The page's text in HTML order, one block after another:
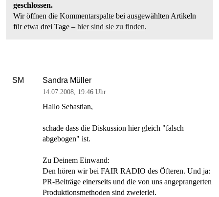
geschlossen.
Wir öffnen die Kommentarspalte bei ausgewählten Artikeln
für etwa drei Tage – hier sind sie zu finden.
SM Sandra Müller
14.07.2008, 19:46 Uhr
Hallo Sebastian,
schade dass die Diskussion hier gleich "falsch
abgebogen" ist.
Zu Deinem Einwand:
Den hören wir bei FAIR RADIO des Öfteren. Und ja:
PR-Beiträge einerseits und die von uns angeprangerten
Produktionsmethoden sind zweierlei.